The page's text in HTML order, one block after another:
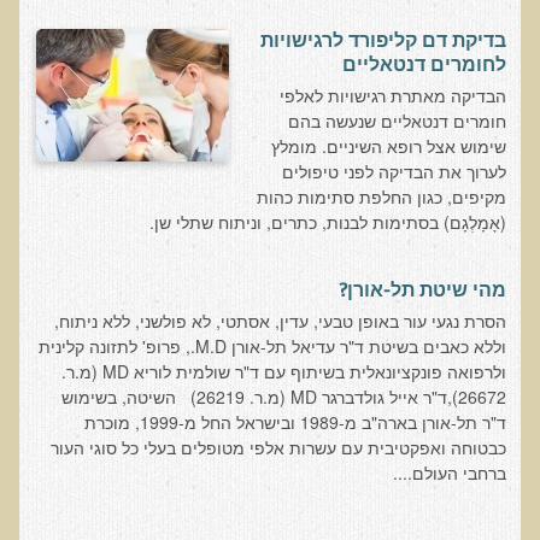
המזון: תרופה או מניעה
רכישת סדנת המזון: תרופה או מניעה
מתכות רעילות
רכישת סדנת מתכות רעילות
שאלות ותשובות מסדנת מתכות רעילות
האבחון הקליני והטיפול בבעיות של חילוף חומרים
שאלות ותשובות מסדנת חילוף חומרים
רכישת סדנת האבחון הקליני והטיפול בבעיות של חילוף חומרים
מחלות כלי דם ולב
רכישת סדנת מחלות כלי דם ולב
הקרינה והשדות האלקטרומגנטיים
רכישת סדנת הקרינה והשדות האלקטרומגנטיים
מערכת התריס
בדיקת דם קליפורד לרגישויות
לחומרים דנטאליים
הבדיקה מאתרת רגישויות לאלפי
חומרים דנטאליים שנעשה בהם
שימוש אצל רופא השיניים. מומלץ
לערוך את הבדיקה לפני טיפולים
מקיפים, כגון החלפת סתימות כהות
(אָמָלְגָם) בסתימות לבנות, כתרים, וניתוח שתלי שן.
מהי שיטת תל-אורן?
הסרת נגעי עור באופן טבעי, עדין, אסתטי, לא פולשני, ללא ניתוח,
וללא כאבים בשיטת ד"ר עדיאל תל-אורן M.D., פרופ' לתזונה קלינית
ולרפואה פונקציונאלית בשיתוף עם ד"ר שולמית לוריא MD (מ.ר.
26672),ד"ר אייל גולדברגר MD (מ.ר. 26219) השיטה, בשימוש
ד"ר תל-אורן בארה"ב מ-1989 ובישראל החל מ-1999, מוכרת
כבטוחה ואפקטיבית עם עשרות אלפי מטופלים בעלי כל סוגי העור
ברחבי העולם....